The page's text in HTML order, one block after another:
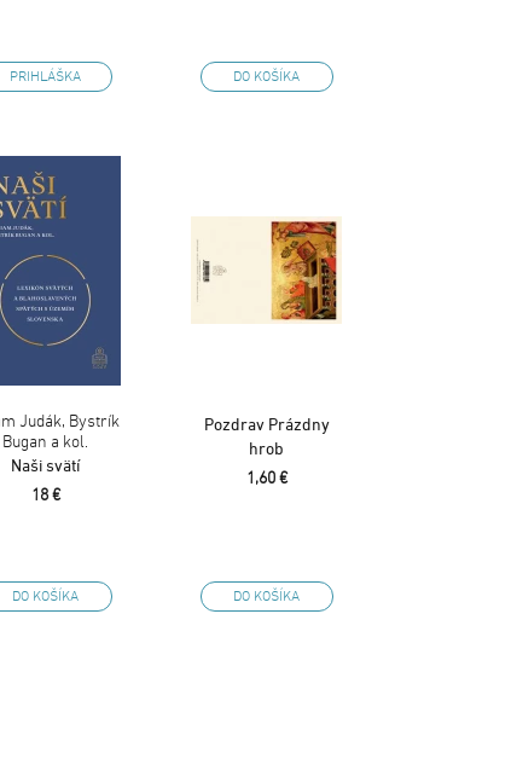
PRIHLÁŠKA DO KOŠÍKA
Judák, Bystrík
Bugan a kol.
Naši svätí
18 €
DO KOŠÍKA
Pozdrav Prázdny
hrob
1,60 €
DO KOŠÍKA